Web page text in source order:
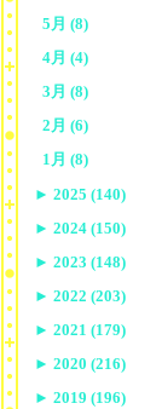
5月 (8)
4月 (4)
3月 (8)
2月 (6)
1月 (8)
► 2025 (140)
► 2024 (150)
► 2023 (148)
► 2022 (203)
► 2021 (179)
► 2020 (216)
► 2019 (196)